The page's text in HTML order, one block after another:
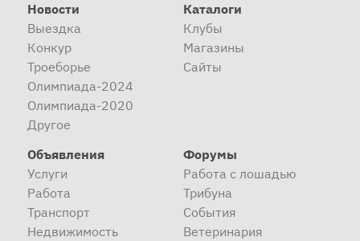
Новости
Выездка
Конкур
Троеборье
Олимпиада-2024
Олимпиада-2020
Другое
Каталоги
Клубы
Магазины
Сайты
Объявления
Услуги
Работа
Транспорт
Недвижимость
Форумы
Работа с лошадью
Трибуна
События
Ветеринария